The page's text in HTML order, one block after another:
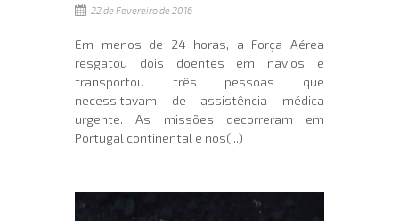
22 de Fevereiro de 2016
Em menos de 24 horas, a Força Aérea
resgatou dois doentes em navios e
transportou três pessoas que
necessitavam de assistência médica
urgente. As missões decorreram em
Portugal continental e nos(...)